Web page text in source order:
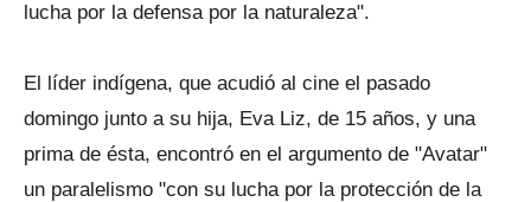
lucha por la defensa por la naturaleza".
El líder indígena, que acudió al cine el pasado
domingo junto a su hija, Eva Liz, de 15 años, y una
prima de ésta, encontró en el argumento de "Avatar"
un paralelismo "con su lucha por la protección de la